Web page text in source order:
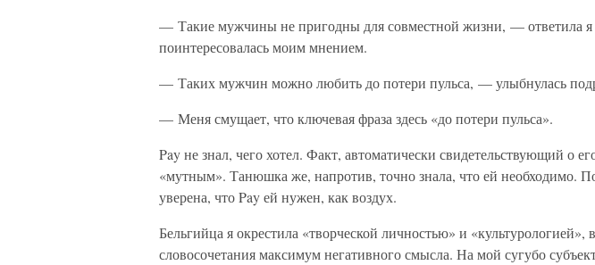
— Такие мужчины не пригодны для совместной жизни, — ответила я
поинтересовалась моим мнением.
— Таких мужчин можно любить до потери пульса, — улыбнулась
— Меня смущает, что ключевая фраза здесь «до потери пульса».
Pay не знал, чего хотел. Факт, автоматически свидетельствующий о
«мутным». Танюшка же, напротив, точно знала, что ей необходимо.
уверена, что Pay ей нужен, как воздух.
Бельгийца я окрестила «творческой личностью» и «культурологией»,
словосочетания максимум негативного смысла. На мой сугубо